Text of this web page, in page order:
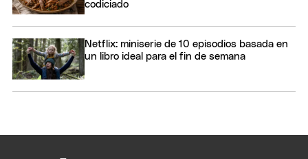
codiciado
Netflix: miniserie de 10 episodios basada en
un libro ideal para el fin de semana